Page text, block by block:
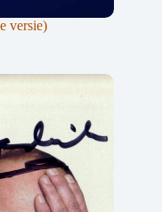
versie)